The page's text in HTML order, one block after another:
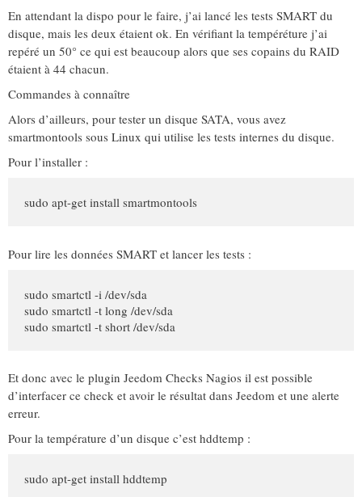
En attendant la dispo pour le faire, j’ai lancé les tests SMART du
disque, mais les deux étaient ok. En vérifiant la tempéréture j’ai
repéré un 50° ce qui est beaucoup alors que ses copains du RAID
étaient à 44 chacun.
Commandes à connaître
Alors d’ailleurs, pour tester un disque SATA, vous avez
smartmontools sous Linux qui utilise les tests internes du disque.
Pour l’installer :
sudo apt-get install smartmontools
Pour lire les données SMART et lancer les tests :
sudo smartctl -i /dev/
sudo smartctl -t long /dev/
sudo smartctl -t short /dev/sda
Et donc avec le plugin Jeedom Checks Nagios il est possible
d’interfacer ce check et avoir le résultat dans Jeedom et une alerte
erreur.
Pour la température d’un disque c’est hddtemp :
sudo apt-get install hddtemp